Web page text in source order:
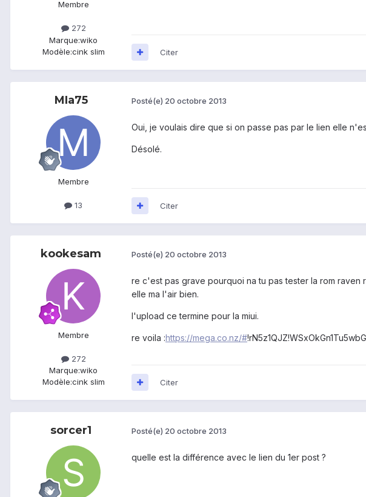
Membre
272
Marque:wiko
Modèle:cink slim Citer
MIa75
Membre
13
Posté(e) 20 octobre 2013
Oui, je voulais dire que si on passe pas par le lien elle
Désolé.
Citer
kookesam
Membre
272
Marque:wiko
Modèle:cink slim
Posté(e) 20 octobre 2013
re c'est pas grave pourquoi na tu pas tester la rom
elle ma l'air bien.
l'upload ce termine pour la miui.
re voila :https://mega.co.nz/#
Citer
sorcer1 Posté(e) 20 octobre 2013
quelle est la différence avec le lien du 1er post ?